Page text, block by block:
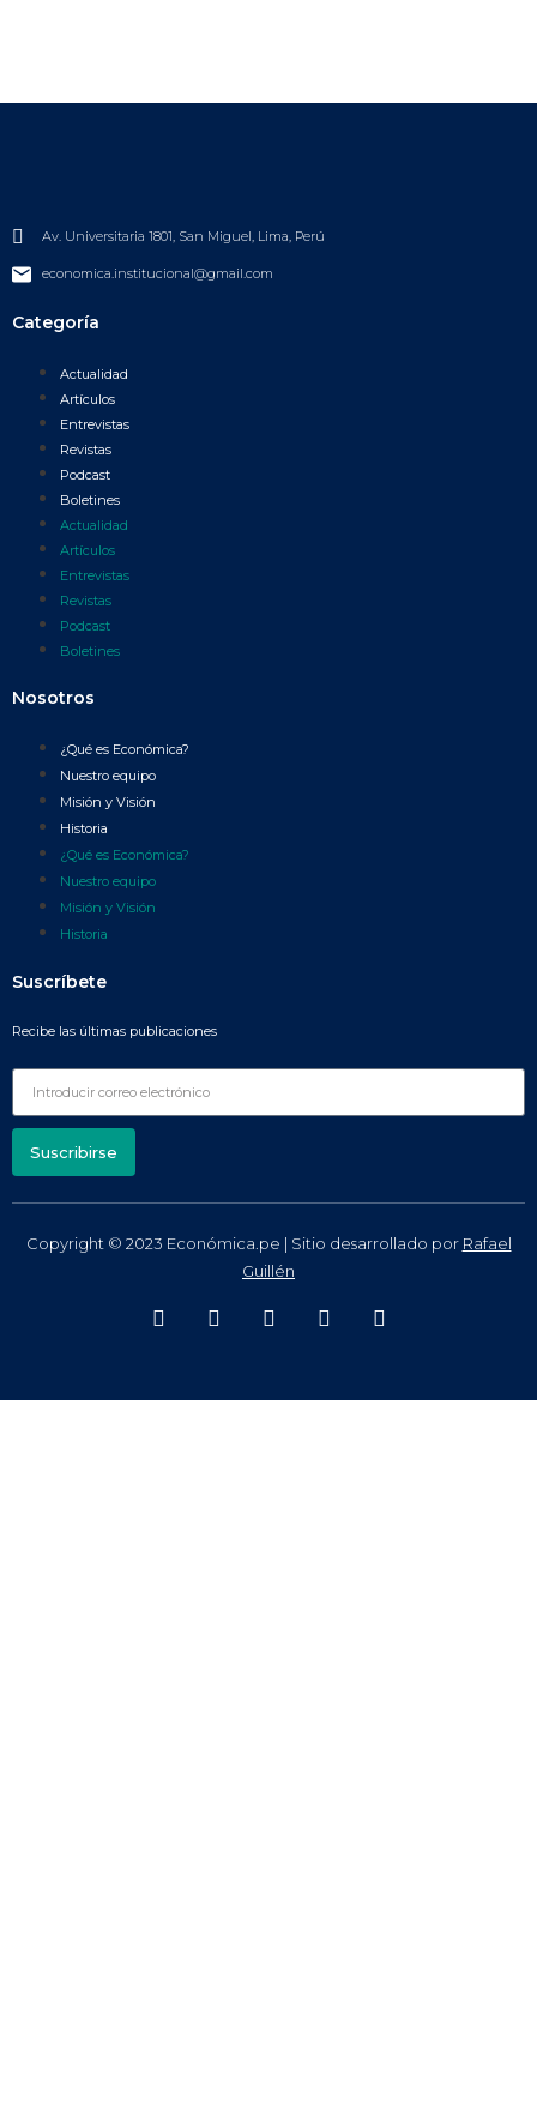
Av. Universitaria 1801, San Miguel, Lima, Perú
economica.institucional@gmail.com
Categoría
Actualidad
Artículos
Entrevistas
Revistas
Podcast
Boletines
Actualidad
Artículos
Entrevistas
Revistas
Podcast
Boletines
Nosotros
¿Qué es Económica?
Nuestro equipo
Misión y Visión
Historia
¿Qué es Económica?
Nuestro equipo
Misión y Visión
Historia
Suscríbete
Recibe las últimas publicaciones
Suscribirse
Copyright © 2023 Económica.pe | Sitio desarrollado por Rafael
Guillén